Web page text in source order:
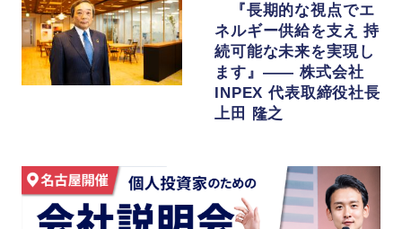
『長期的な視点でエ
ネルギー供給を支え 持
続可能な未来を実現し
ます』—— 株式会社
INPEX 代表取締役社⻑
上田 隆之